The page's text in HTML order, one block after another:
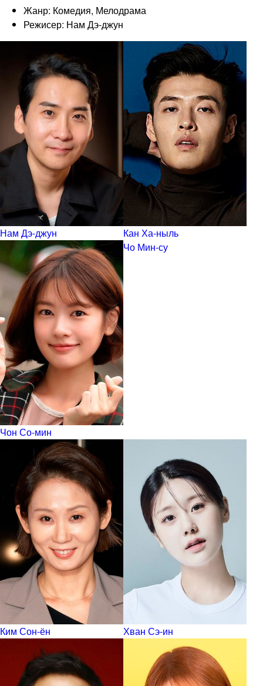
Жанр: Комедия, Мелодрама
Режисер: Нам Дэ-джун
Нам Дэ-джун Кан Ха-ныль
Чон Со-мин
Чо Мин-су
Ким Сон-ён Хван Сэ-ин